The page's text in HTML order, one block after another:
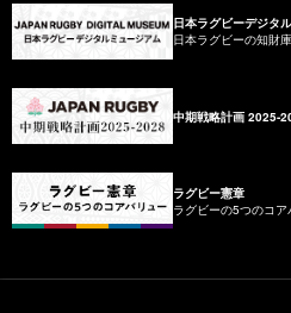
日本ラグビーデジタ
日本ラグビーの知財庫
中期戦略計画 2025-
ラグビー憲章
ラグビーの5つのコア